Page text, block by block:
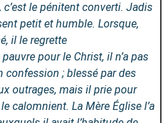
le pénitent converti. Jadis
petit et humble. Lorsque,
il le regrette
pour le Christ, il n’a pas
confession ; blessé par des
outrages, mais il prie pour
calomnient. La Mère Église l’a